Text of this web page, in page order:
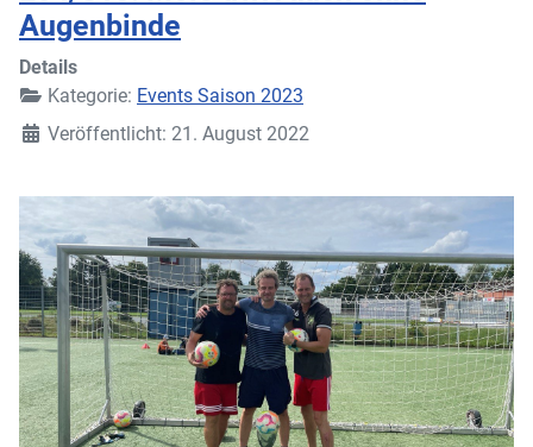
Augenbinde
Details
Kategorie: Events Saison 2023
Veröffentlicht: 21. August 2022